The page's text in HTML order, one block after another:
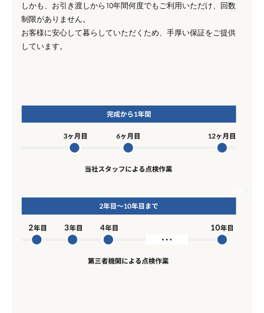
しかも、お引き渡しから10年間何度でもご利用いただけ、回数
制限がありません。
お客様に安心して暮らしていただくため、手厚い保証をご提供
しています。